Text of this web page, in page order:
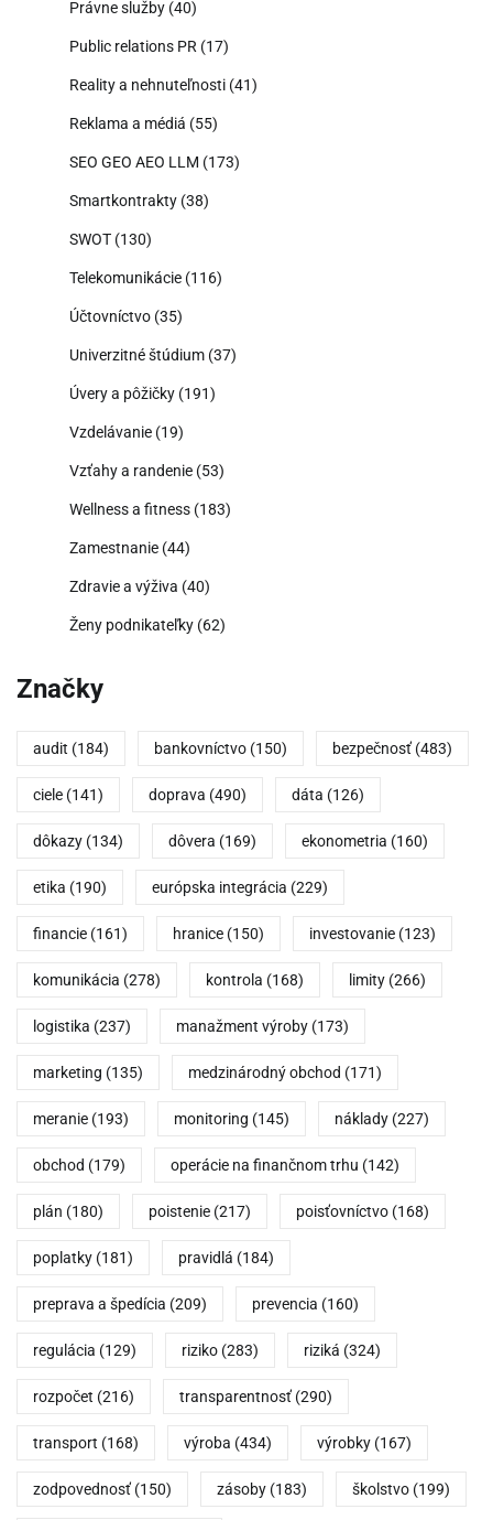
Právne služby (40)
Public relations PR (17)
Reality a nehnuteľnosti (41)
Reklama a médiá (55)
SEO GEO AEO LLM (173)
Smartkontrakty (38)
SWOT (130)
Telekomunikácie (116)
Účtovníctvo (35)
Univerzitné štúdium (37)
Úvery a pôžičky (191)
Vzdelávanie (19)
Vzťahy a randenie (53)
Wellness a fitness (183)
Zamestnanie (44)
Zdravie a výživa (40)
Ženy podnikateľky (62)
Značky
audit (184) bankovníctvo (150) bezpečnosť (483)
ciele (141) doprava (490) dáta (126)
dôkazy (134) dôvera (169) ekonometria (160)
etika (190) európska integrácia (229)
financie (161) hranice (150) investovanie (123)
komunikácia (278) kontrola (168) limity (266)
logistika (237) manažment výroby (173)
marketing (135) medzinárodný obchod (171)
meranie (193) monitoring (145) náklady (227)
obchod (179) operácie na finančnom trhu (142)
plán (180) poistenie (217) poisťovníctvo (168)
poplatky (181) pravidlá (184)
preprava a špedícia (209) prevencia (160)
regulácia (129) riziko (283) riziká (324)
rozpočet (216) transparentnosť (290)
transport (168) výroba (434) výrobky (167)
zodpovednosť (150) zásoby (183) školstvo (199)